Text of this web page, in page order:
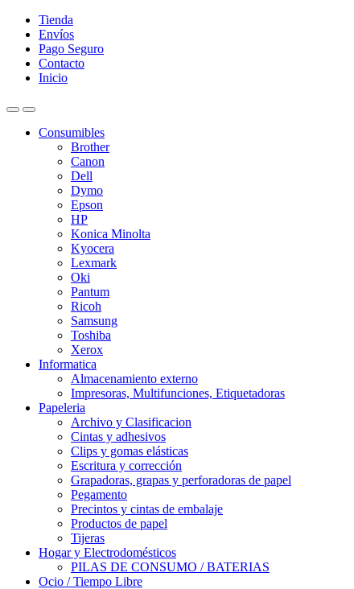
Tienda
Envíos
Pago Seguro
Contacto
Inicio
Consumibles
Brother
Canon
Dell
Dymo
Epson
HP
Konica Minolta
Kyocera
Lexmark
Oki
Pantum
Ricoh
Samsung
Toshiba
Xerox
Informatica
Almacenamiento externo
Impresoras, Multifunciones, Etiquetadoras
Papeleria
Archivo y Clasificacion
Cintas y adhesivos
Clips y gomas elásticas
Escritura y corrección
Grapadoras, grapas y perforadoras de papel
Pegamento
Precintos y cintas de embalaje
Productos de papel
Tijeras
Hogar y Electrodomésticos
PILAS DE CONSUMO / BATERIAS
Ocio / Tiempo Libre